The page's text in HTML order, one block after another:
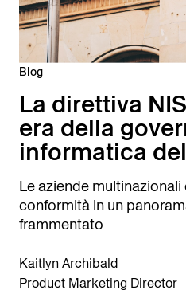
Blog
La direttiva
era della
informatica
Le aziende
conformità in un
frammentato
Kaitlyn Archibald
Product Marketing Director